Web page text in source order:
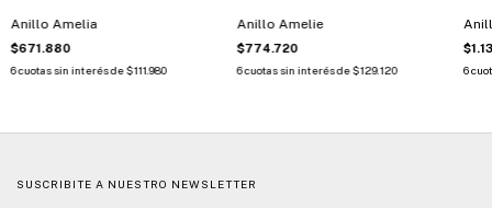
Anillo Amelia
$671.880
6cuotas sin interés de$111.980
Anillo Amelie
$774.720
6cuotas sin interés de$129.120
6
SUSCRIBITE A NUESTRO NEWSLETTER